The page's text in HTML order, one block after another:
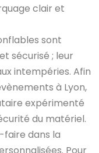
clair et
sont
sécurisé ; leur
intempéries. Afin
à Lyon,
expérimenté
du matériel.
faire dans la